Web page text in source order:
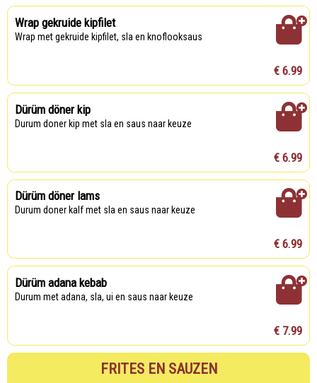
Wrap gekruide kipfilet
Wrap met gekruide kipfilet, sla en knoflooksaus
€ 6.99
Dürüm döner kip
Durum doner kip met sla en saus naar keuze
€ 6.99
Dürüm döner lams
Durum doner kalf met sla en saus naar keuze
€ 6.99
Dürüm adana kebab
Durum met adana, sla, ui en saus naar keuze
€ 7.99
FRITES EN SAUZEN